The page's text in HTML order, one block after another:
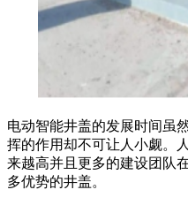
电动智能井盖的发展时间虽
挥的作用却不可让人小觑。
来越高并且更多的建设团队
多优势的井盖。